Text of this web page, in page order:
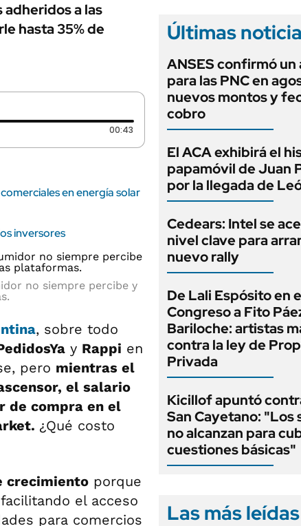
a las
hasta 35% de
00:43 Duración: 43 segundos
en energía solar
inversores
no siempre percibe y
, sobre todo
y Rappi en
pero mientras el
el salario
de compra en el
¿Qué costo
crecimiento porque
el acceso
para comercios
Últimas
ANSES confirmó un
para las PNC en
nuevos montos y
cobro
El ACA exhibirá el
papamóvil de Juan
por la llegada de
Cedears: Intel se
nivel clave para
nuevo rally
De Lali Espósito en
Congreso a Fito
Bariloche: artistas
contra la ley de
Privada
Kicillof apuntó
San Cayetano: "Los
no alcanzan para
cuestiones básicas"
Las más leídas